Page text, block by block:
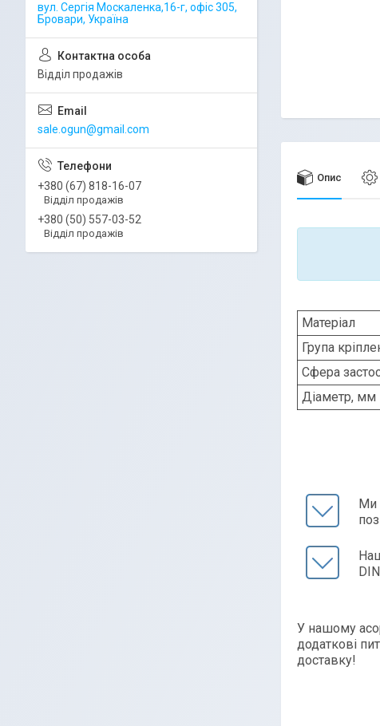
Опис
Матеріал
Група
Сфера
Діаметр, мм
Ми
У нашому
додаткові
доставку!
вул. Сергія Москаленка,16-г, офіс 305,
Бровари, Україна
Відділ продажів
sale.ogun@gmail.com
+380 (67) 818-16-07
Відділ продажів
+380 (50) 557-03-52
Відділ продажів